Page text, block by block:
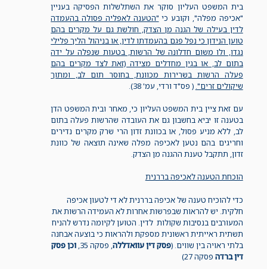
בית המשפט העליון סוקר את השתלשלות הפסיקה בעניין
"אכיפה מפלה", וקובע כי "הטענה לאפליה פסולה בהעמדה
לדין בעילה של הגנה מן הצדק, חולשת גם על מקרים בהם
טוען הנידון כי נפל פגם בהעמדתו לדין, או בניהול הליך פלילי
נגדו, ולו משום חדלונה של הרשות, בטעות שנפלה על ידה
בתום לב, או בגין מחדלים מצידה (זאת לצד מקרים בהם
פעלה הרשות בשרירות מכוונת, בחוסר תום לב, ומתוך
שיקולים זרים". ( פס"ד ורדי, עמ' 38).
עם זאת ציין בית המשפט העליון כי, מאחר ובית המשפט הדן
בטענה זו יביא בחשבון גם את העובדה שהרשות פעלה בתום
לב, ללא מניע פסול, או בכוונת זדון הרי שרק מקרים נדירים
וחריגים בהם נטען לאכיפה מפלה שאינה תוצאה של כוונת
זדון, תתקבל טענת ההגנה מן הצדק.
הוכחת הטענה לאכיפה בררנית
כדי להוכיח טענה של אכיפה בררנית לא די לטעון אכיפה
חלקית. יש להראות שבפרשות אחרות לא העמידה הרשות את
המעורבים בנסיבות שקולות לדין. הטוען לקיומה נדרש להניח
תשתית ראייתית ראשונית מספקת ולהראות כי בוצעה אבחנה
בלתי ראויה בין שווים. (פסק דין עוואדללה, פסקה 35,
וכן פסק
דין ברדה פסקה 27)